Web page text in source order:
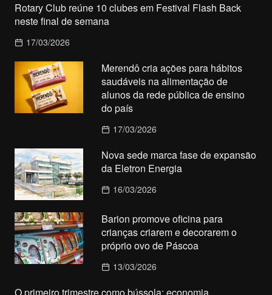
Rotary Club reúne 10 clubes em Festival Flash Back
neste final de semana
17/03/2026
Merendô cria ações para hábitos
saudáveis na alimentação de
alunos da rede pública de ensino
do país
17/03/2026
Nova sede marca fase de expansão
da Eletron Energia
16/03/2026
Barion promove oficina para
crianças criarem e decorarem o
próprio ovo de Páscoa
13/03/2026